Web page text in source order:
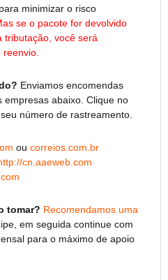
minimizar o risco
se o pacote for devolvido
tributação, você será
Enviamos encomendas
empresas abaixo. Clique no
número de rastreamento.
oucorreios.com.br
cn.aaeweb.com
tomar? Recomendamos uma
em seguida continue com
para o máximo de apoio